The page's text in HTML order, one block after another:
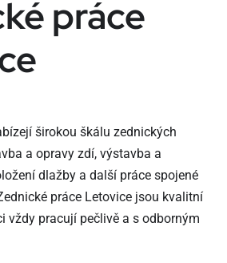
práce
širokou škálu zednických
a opravy zdí, výstavba a
dlažby a další práce spojené
práce Letovice jsou kvalitní
vždy pracují pečlivě a s odborným